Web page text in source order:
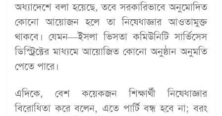
অধ্যাদেশে বলা হয়েছে, তবে সরকারিভাবে অনুমোদিত
কোনো আয়োজন হলে তা নিষেধাজ্ঞার আওতামুক্ত
থাকবে। যেমন—ইসলা ভিসতা কমিউনিটি সার্ভিসেস
ডিস্ট্রিক্টের মাধ্যমে আয়োজিত কোনো অনুষ্ঠান অনুমতি
পেতে পারে।
এদিকে, বেশ কয়েকজন শিক্ষার্থী নিষেধাজ্ঞার
বিরোধিতা করে বলেন, এতে পার্টি বন্ধ হবে না; বরং